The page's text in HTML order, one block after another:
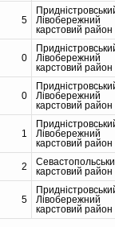
5
Лівобережний
карстовий район
0
Лівобережний
карстовий район
0
Лівобережний
карстовий район
1
Лівобережний
карстовий район
2
карстовий район
5
Лівобережний
карстовий район